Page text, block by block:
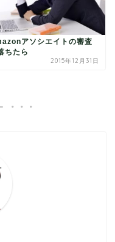
アソシエイトの審査
ちたら
2015年12月31日